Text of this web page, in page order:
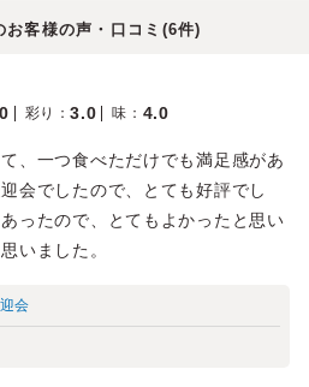
お客様の声・口コミ(6件)
彩り ：3.0 味 ： 4.0
、一つ食べただけでも満足感があ
会でしたので、とても好評でし
ったので、とてもよかったと思い
いました。
会